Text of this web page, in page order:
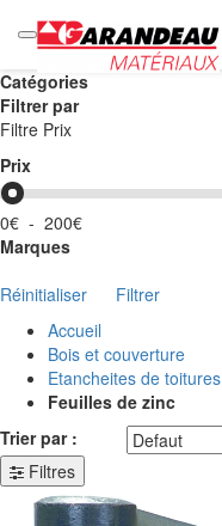
Catégories
Filtrer par
Filtre Prix
Prix
0€ - 200€
Marques
Réinitialiser
Filtrer
Accueil
Bois et couverture
Etancheites de toitures
Feuilles de zinc
Trier par :
Filtres